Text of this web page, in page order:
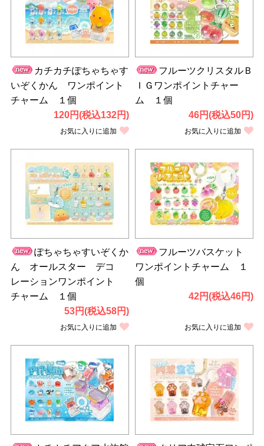
カチカチぽちゃちゃす
いぞくかん ワンポイント
チャーム １個
120円(税込132円)
お気に入りに追加
フルーツクリスタルＢ
ＩＧワンポイントチャー
ム １個
46円(税込50円)
お気に入りに追加
ぽちゃちゃすいぞくか
ん オールスター デコ
レーションワンポイント
チャーム １個
53円(税込58円)
お気に入りに追加
フルーツバスケット
ワンポイントチャーム １
個
42円(税込46円)
お気に入りに追加